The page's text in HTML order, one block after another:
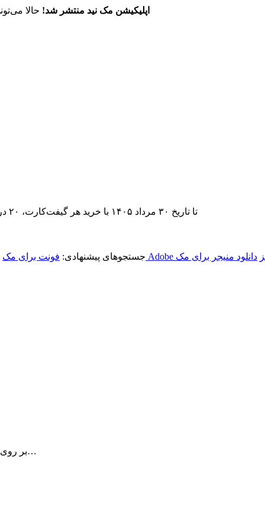
اپلیکیشن مک نید منتشر شد! حالا
تا تاریخ ۳۰ مرداد ۱۴۰۵ با خرید هر گیفت‌کارت، ۲۰ درصد تخفیف اشتراک اپ‌استور مک نید را دریافت کنید.
جستجوهای پیشنهادی: فونت برای مک دانلود منیجر برای مک
Screens یک برنامه فوق العاده جهت مدیریت VNC بر روی مک شما می باشد…